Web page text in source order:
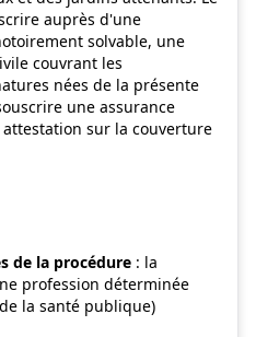
auprès d'une
solvable, une
couvrant les
nées de la présente
une assurance
sur la couverture
de la procédure : la
profession déterminée
la santé publique)